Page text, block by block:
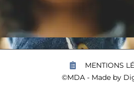
©MDA - Made by
MENTIONS